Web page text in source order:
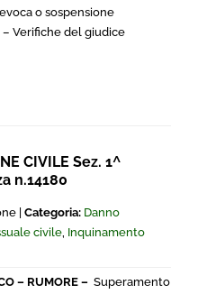
o sospensione
Verifiche del giudice
CIVILE Sez. 1^
n.14180
| Categoria: Danno
civile, Inquinamento
– RUMORE – Superamento